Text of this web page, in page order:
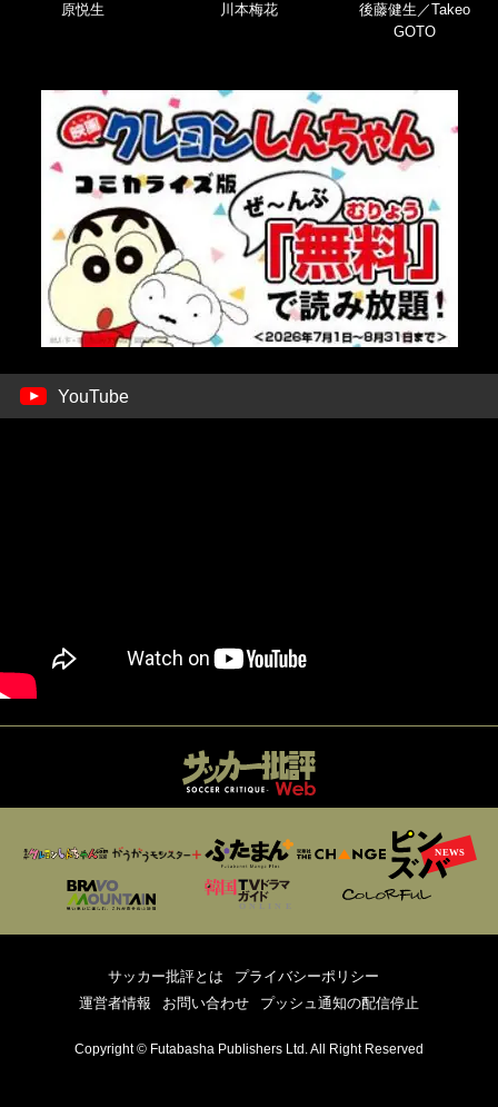
原悦生 川本梅花
後藤健生／Takeo
GOTO
YouTube
サッカー批評とは
プライバシーポリシー
運営者情報
お問い合わせ プッシュ通知の配信停止
Copyright © Futabasha Publishers Ltd. All Right Reserved